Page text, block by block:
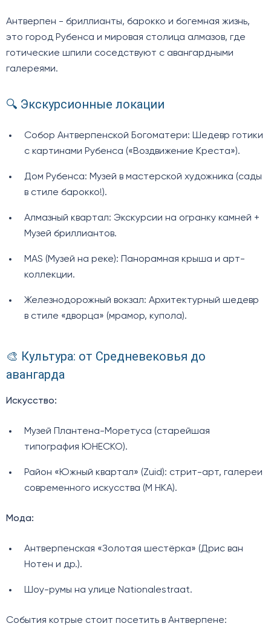
Антверпен - бриллианты, барокко и богемная жизнь,
это город Рубенса и мировая столица алмазов, где
готические шпили соседствуют с авангардными
галереями.
🔍 Экскурсионные локации
Собор Антверпенской Богоматери: Шедевр готики
с картинами Рубенса («Воздвижение Креста»).
Дом Рубенса: Музей в мастерской художника (сады
в стиле барокко!).
Алмазный квартал: Экскурсии на огранку камней +
Музей бриллиантов.
MAS (Музей на реке): Панорамная крыша и арт-
коллекции.
Железнодорожный вокзал: Архитектурный шедевр
в стиле «дворца» (мрамор, купола).
🎨 Культура: от Средневековья до
авангарда
Искусство:
Музей Плантена-Моретуса (старейшая
типография ЮНЕСКО).
Район «Южный квартал» (Zuid): стрит-арт, галереи
современного искусства (M HKA).
Мода:
Антверпенская «Золотая шестёрка» (Дрис ван
Нотен и др.).
Шоу-румы на улице Nationalestraat.
События котрые стоит посетить в Антверпене: